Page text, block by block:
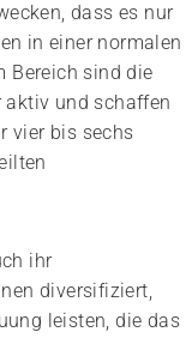
dass es nur
in einer normalen
Bereich sind die
aktiv und schaffen
vier bis sechs
ihr
diversifiziert,
leisten, die das